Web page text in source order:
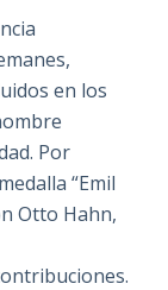
en los
Por
“Emil
Otto Hahn,